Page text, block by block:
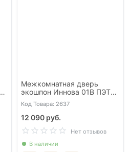
Межкомнатная дверь
экошпон Иннова 01В ПЭТ
шелк белый глухая
Код Товара: 2637
12 090 руб.
Нет отзывов
В наличии